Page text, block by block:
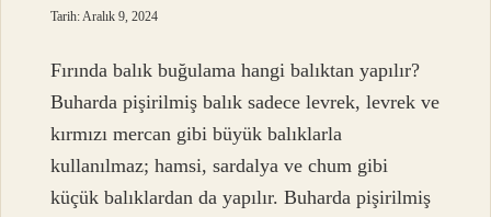
Tarih: Aralık 9, 2024
Fırında balık buğulama hangi balıktan yapılır?
Buharda pişirilmiş balık sadece levrek, levrek ve
kırmızı mercan gibi büyük balıklarla
kullanılmaz; hamsi, sardalya ve chum gibi
küçük balıklardan da yapılır. Buharda pişirilmiş